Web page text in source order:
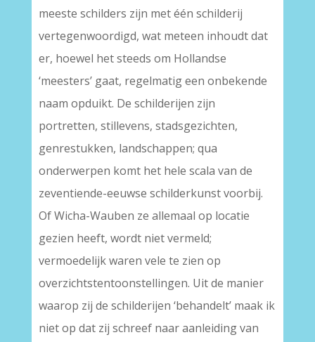
meeste schilders zijn met één schilderij
vertegenwoordigd, wat meteen inhoudt dat
er, hoewel het steeds om Hollandse
‘meesters’ gaat, regelmatig een onbekende
naam opduikt. De schilderijen zijn
portretten, stillevens, stadsgezichten,
genrestukken, landschappen; qua
onderwerpen komt het hele scala van de
zeventiende-eeuwse schilderkunst voorbij.
Of Wicha-Wauben ze allemaal op locatie
gezien heeft, wordt niet vermeld;
vermoedelijk waren vele te zien op
overzichtstentoonstellingen. Uit de manier
waarop zij de schilderijen ‘behandelt’ maak ik
niet op dat zij schreef naar aanleiding van